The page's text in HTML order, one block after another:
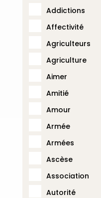
Addictions
Affectivité
Agriculteurs
Agriculture
Aimer
Amitié
Amour
Armée
Armées
Ascèse
Association
Autorité